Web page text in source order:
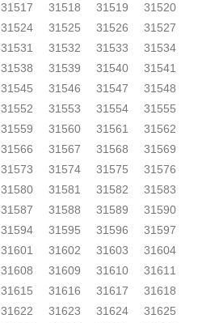
31517 31518 31519
31520
31524 31525 31526
31527
31531 31532 31533
31534
31538 31539 31540
31541
31545 31546 31547
31548
31552 31553 31554
31555
31559 31560 31561
31562
31566 31567 31568
31569
31573 31574 31575
31576
31580 31581 31582
31583
31587 31588 31589
31590
31594 31595 31596
31597
31601 31602 31603
31604
31608 31609 31610
31611
31615 31616 31617
31618
31622 31623 31624
31625